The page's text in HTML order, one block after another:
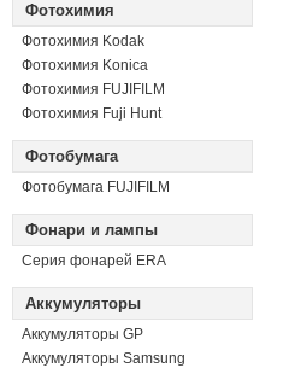
Фотохимия
Фотохимия Kodak
Фотохимия Konica
Фотохимия FUJIFILM
Фотохимия Fuji Hunt
Фотобумага
Фотобумага FUJIFILM
Фонари и лампы
Серия фонарей ERA
Аккумуляторы
Аккумуляторы GP
Аккумуляторы Samsung